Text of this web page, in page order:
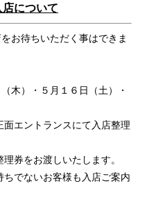
について
お待ちいただく事はできま
木）・５月１６日（土）・
エントランスにて入店整理
券をお渡しいたします。
でないお客様も入店ご案内